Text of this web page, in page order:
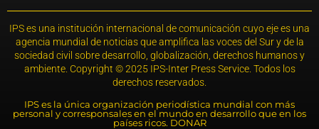
IPS es una institución internacional de comunicación cuyo eje es una
agencia mundial de noticias que amplifica las voces del Sur y de la
sociedad civil sobre desarrollo, globalización, derechos humanos y
ambiente. Copyright © 2025 IPS-Inter Press Service. Todos los
derechos reservados.
IPS es la única organización periodística mundial con más
personal y corresponsales en el mundo en desarrollo que en los
países ricos. DONAR